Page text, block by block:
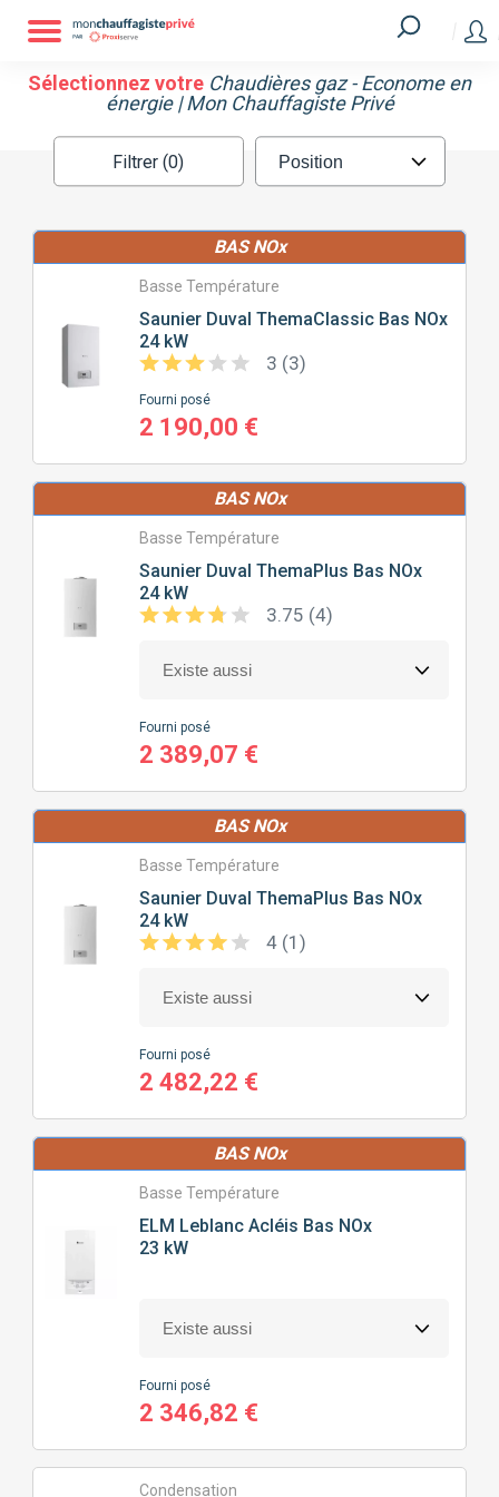
MARQUE
ATLANTIC CHAFFOTEAUX
CHAPPÉE ELM LEBLANC
VIESSMANN
SURFACEÀ CHAUFFER (M2)
< 50M² 50M² À 100M²
100M² À 150M²
200M² À 250M²
DE SALLE DE BAIN
1 DOUCHE/BAIGNOIRE 2 DOUCHES/BAIGNOIRES
DE CHAUDIÈRE
CONDENSATION BASSE TEMPÉRATURE
DE LA CHAUDIÈRE
Fonctionnalité
CONNECTIVITÉ (52)
Gamme
Sélectionnez votre Chaudières gaz - Econome en
énergie | Mon Chauffagiste Privé
Filtrer (0)
BAS NOx
Basse Température
Saunier Duval ThemaClassic Bas NOx
24 kW
3 (3)
Fourni posé
2 190,00 €
BAS NOx
Basse Température
Saunier Duval ThemaPlus Bas NOx
24 kW
3.75 (4)
Fourni posé
2 389,07 €
BAS NOx
Basse Température
Saunier Duval ThemaPlus Bas NOx
24 kW
4 (1)
Fourni posé
2 482,22 €
BAS NOx
Basse Température
ELM Leblanc Acléis Bas NOx
23 kW
Fourni posé
2 346,82 €
Condensation